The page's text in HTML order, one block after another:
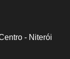
- Niterói